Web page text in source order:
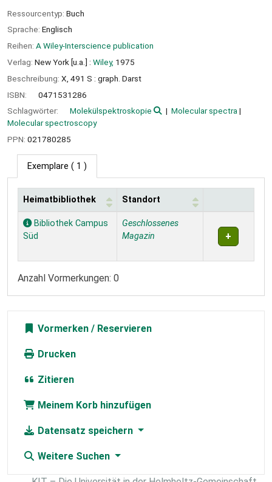
Ressourcentyp: Buch
Sprache: Englisch
Reihen: A Wiley-Interscience publication
Verlag: New York [u.a.] : Wiley, 1975
Beschreibung: X, 491 S : graph. Darst
ISBN:
0471531286
Schlagwörter:
Molekülspektroskopie
Molecular spectra
Molecular spectroscopy
PPN: 021780285
Exemplare ( 1 )
Exemplare
Heimatbibliothek Standort
Bibliothek Campus
Süd
Geschlossenes
Magazin
Anzahl Vormerkungen: 0
Vormerken
Drucken
Zitieren
Meinem Korb hinzufügen
Datensatz speichern
Weitere Suchen